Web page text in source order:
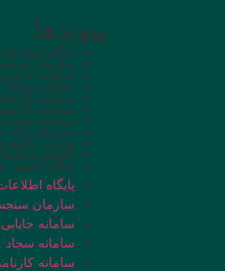
پیوندها
پایگاه
سازمان
سامانه
سامانه سجاد
سامانه
سامانه
سامانه
صندوق رفاه
وزارت
اتحادیه
پایگاه
پایگاه
سازمان
سامانه
سامانه سجاد
سامانه